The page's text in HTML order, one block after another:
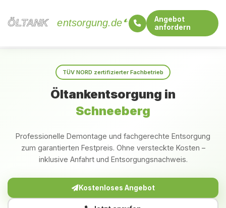
ÖLTANK
ÖLTANK entsorgung.de
Angebot
anfordern
TÜV NORD zertifizierter Fachbetrieb
Öltankentsorgung in
Schneeberg
Professionelle Demontage und fachgerechte Entsorgung
zum garantierten Festpreis. Ohne versteckte Kosten –
inklusive Anfahrt und Entsorgungsnachweis.
Kostenloses Angebot